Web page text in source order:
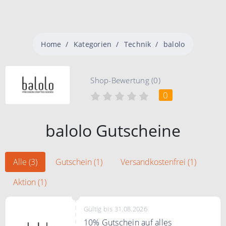
Home Kategorien Technik balolo
Shop-Bewertung (0)
0
balolo Gutscheine
Alle (3) Gutschein (1)
Versandkostenfrei (1)
Aktion (1)
Gültig bis 31.08.2026
10% Gutschein auf alles